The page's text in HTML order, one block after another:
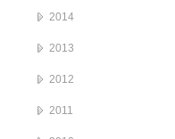
2014
2013
2012
2011